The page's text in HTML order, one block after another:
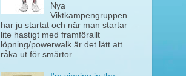
Nya
Viktkampengruppen
har ju startat och när man startar
lite hastigt med framförallt
löpning/powerwalk är det lätt att
råka ut för smärtor ...